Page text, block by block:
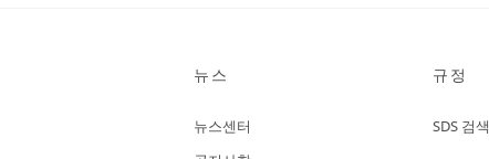
뉴스
뉴스센터
규정
SDS 검색